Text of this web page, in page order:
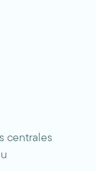
centrales